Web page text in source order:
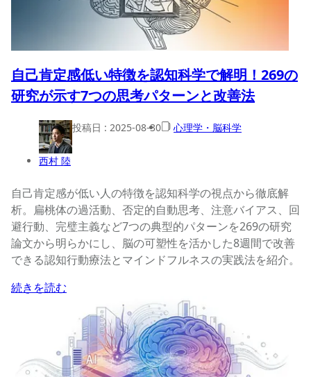
自己肯定感低い特徴を認知科学で解明！269の
研究が示す7つの思考パターンと改善法
西村 陸
投稿日 : 2025-08-30 心理学・脳科学
自己肯定感が低い人の特徴を認知科学の視点から徹底解
析。扁桃体の過活動、否定的自動思考、注意バイアス、回
避行動、完璧主義など7つの典型的パターンを269の研究
論文から明らかにし、脳の可塑性を活かした8週間で改善
できる認知行動療法とマインドフルネスの実践法を紹介。
続きを読む